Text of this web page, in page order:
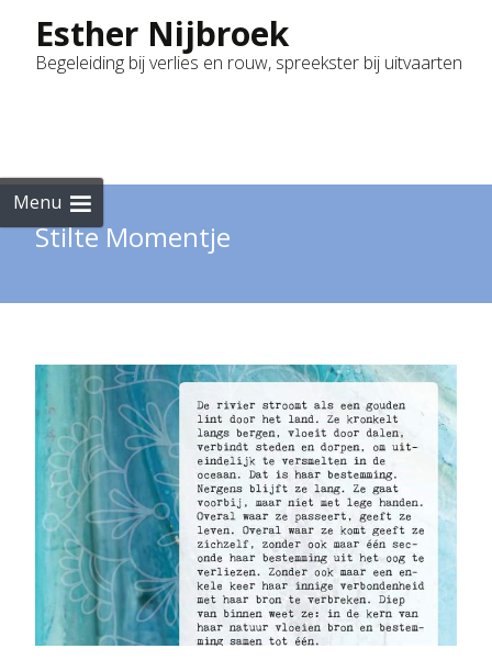
Esther Nijbroek
Begeleiding bij verlies en rouw, spreekster bij uitvaarten
Menu
Stilte Momentje